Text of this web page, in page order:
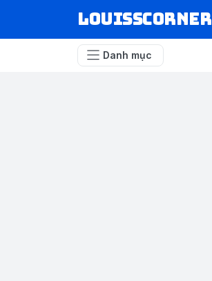
louisscorner
Danh mục